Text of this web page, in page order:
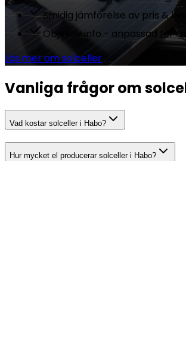
Smidig jämförelse av pris &
Objektiv info - anpassad för
Läs mer om solceller
Vanliga frågor om
Vad kostar solceller i Habo?
Hur mycket el producerar solceller i Habo?